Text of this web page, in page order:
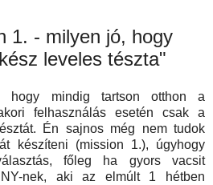
1. - milyen jó, hogy
leveles tészta"
hogy mindig tartson otthon a
felhasználás esetén csak a
Én sajnos még nem tudok
készíteni (mission 1.), úgyhogy
főleg ha gyors vacsit
NY-nek, aki az elmúlt 1 hétben